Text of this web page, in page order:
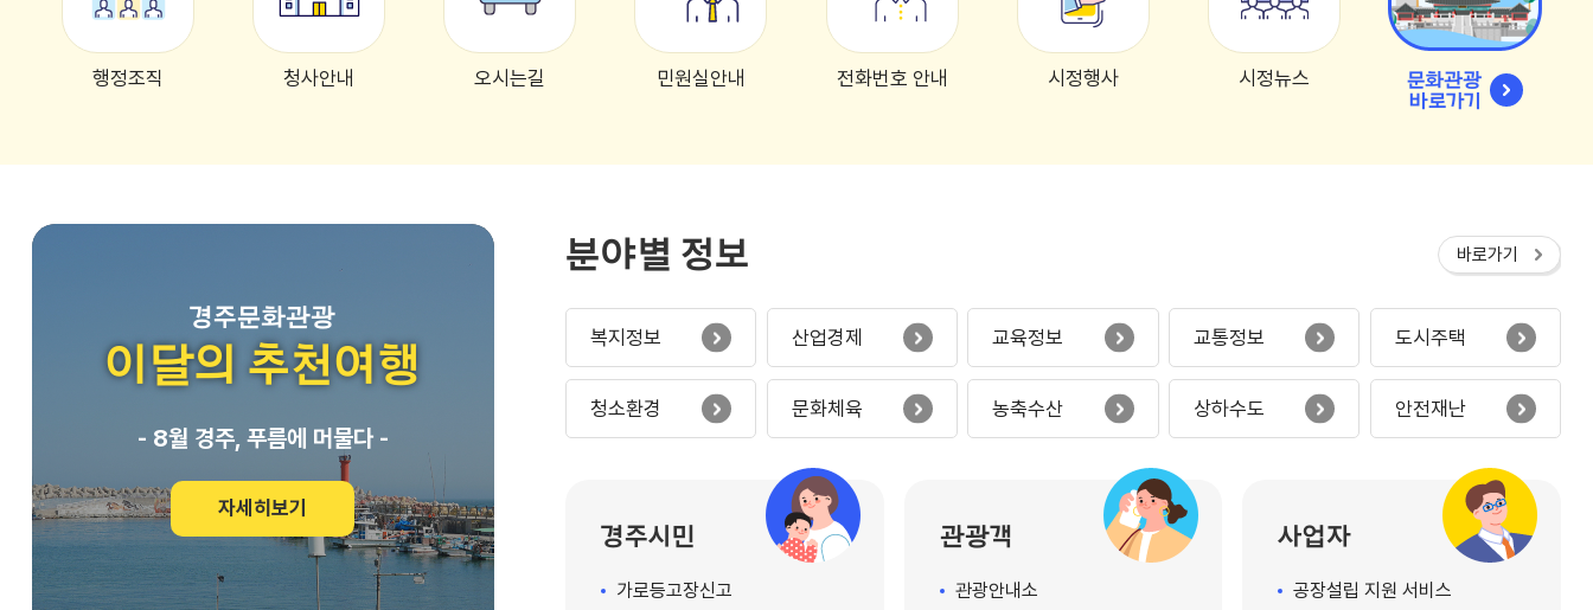
회), 주말 111회(고속 87회·준고속
24회) 운행되고 있다. 이번 조정으
로 경부선 서울~부산 KTX는 주중
KTX 하루 평균 이용객은 1만497
명으로 시민과 관광객의 주요 교통
수단으로 자리 잡고 있다. 최근 3
년간 일평균 이용객도 2023년
2025년 1만497명으로 꾸준히 증
으로 수도권을 오가는 시민들의 이
동 편의가 높아지고, 국내 대표 관
광도시인 경주의 접근성이 개선돼
관광객 유치에도 긍정적인 효과를
반·처리까지 전 과정을 체계적으로
관리해 시민 불편을 줄이고 깨끗한
용기를 설치하고, 올바른 쓰레기
배출문화 정착을 위한 홍보와 계도
보다 편리하게 쓰레기를 배출할 수
있도록 배출환경도 개선할 계획이
다. 휴가철에는 상황반과 기동청소
반을 운영해 관련 민원과 무단투기
쓰레기를 적기에 수거·처리하는 비
상관리체계를 가동한다. 지역 여건
에 맞는 배출·보관·처리체계를 운
영해 쓰레기가 장기간 방치되지 않
도록 현장 관리도 강화한다. 중점
한다. 아울러 미세살수장치 설치
등 과수 고품질 시설 현대화 사업
도 병행한다. 이어 축산 분야는 축
사육농가에도 지원을 확대할 예정
홍보하고 있다. 수산 분야는 동해
안 양식장 7곳의 고수온 대응 실태
를 점검하며 피해 예방에 나서고
여부, 양식생물의 안전해역 이동
가능 여부 등을 중점 점검하며 고
수온 피해 예방에 힘쓰고 있다. 해
파리로 인한 어업 피해를 줄이기
위해 해파리 수매사업도 추진한다.
행정조직 청사안내 오시는길 민원실안내 전화번호 안내 시정행사 시정뉴스
문화관광
바로가기
경주문화관광
이달의 추천여행
- 8월 경주, 푸름에 머물다 -
자세히보기
분야별 정보 바로가기
복지정보 산업경제 교육정보 교통정보 도시주택
청소환경 문화체육 농축수산 상하수도 안전재난
경주시민
가로등고장신고
관광객
관광안내소
사업자
공장설립 지원 서비스